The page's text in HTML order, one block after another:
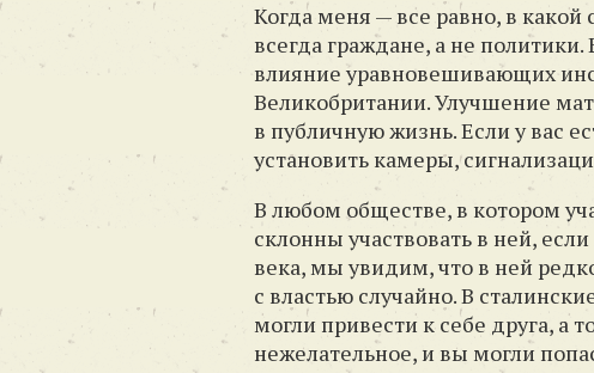
Когда меня — все равно, в какой
всегда граждане, а не
влияние уравновешивающих
Великобритании. Улучшение
в публичную жизнь. Если у вас
установить камеры,
В любом обществе, в котором
склонны участвовать в ней,
века, мы увидим, что в ней
с властью случайно. В
могли привести к себе друга, а
нежелательное, и вы могли